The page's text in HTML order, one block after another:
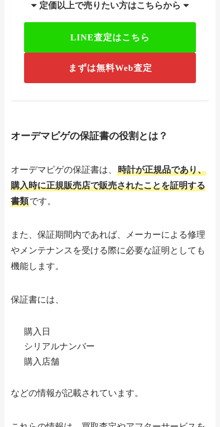
定価以上で売りたい方はこちらから
LINE査定はこちら
まずは無料Web査定
オーデマピゲの保証書の役割とは？
オーデマピゲの保証書は、時計が正規品であり、
購入時に正規販売店で販売されたことを証明する
書類です。
また、保証期間内であれば、メーカーによる修理
やメンテナンスを受ける際に必要な証明としても
機能します。
保証書には、
購入日
シリアルナンバー
購入店舗
などの情報が記載されています。